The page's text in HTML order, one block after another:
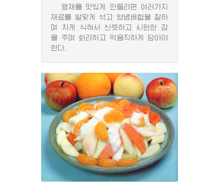
랭채를 맛있게 만들려면 여러가지
재료를 알맞게 섞고 양념배합을 잘하
며 차게 식혀서 산뜻하고 시원한 감
을 주며 화려하고 먹음직하게 담아야
한다.